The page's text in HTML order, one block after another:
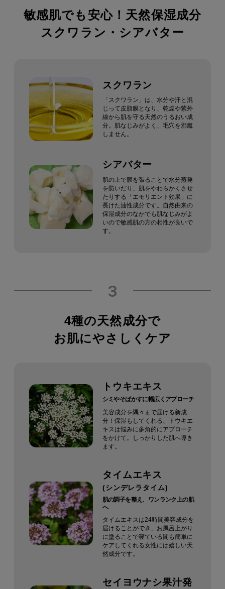
敏感肌でも安心！天然保湿成分
スクワラン・シアバター
スクワラン
「スクワラン」は、水分や汗と混
じって皮脂膜となり、 乾燥や紫外
線から肌を守る天然のうるおい成
分。 肌なじみがよく、毛穴を邪魔
しません。
シアバター
肌の上で膜を張ることで水分蒸発
を防いだり、肌をやわらかくさせ
たりする「エモリエント効果」に
長けた油性成分です。 自然由来の
保湿成分のなかでも肌なじみがよ
いので敏感肌の方の相性が良いで
す。
3
4種の天然成分で
お肌にやさしくケア
トウキエキス
シミやそばかすに幅広くアプローチ
美容成分を隅々まで届ける新成
分！ 保湿もしてくれる、トウキエ
キスは悩みに多角的にアプローチ
をかけて。しっかりした肌へ導き
ます。
タイムエキス
(シンデレラタイム)
肌の調子を整え、ワンランク上の肌
へ
タイムエキスは24時間美容成分を
届けることができ、お風呂上がり
に塗ることで寝ている間も簡単に
ケアしてくれる女性には嬉しい天
然成分です。
セイヨウナシ果汁発